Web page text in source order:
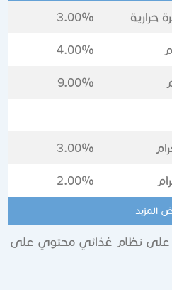
3.00%
4.00%
9.00%
3.00%
2.00%
المزيد
على نظام غذائي محتوي على